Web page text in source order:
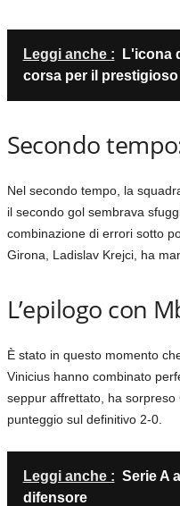
Leggi anche :
L'icona
corsa per il
Secondo
Nel secondo tempo, la
il secondo gol sembrava
combinazione di errori sotto
Girona, Ladislav Krejci, ha
L’epilogo con
È stato in questo momento
Vinicius hanno combinato
seppur affrettato, ha
punteggio sul definitivo 2-0.
Leggi anche : Serie A
difensore